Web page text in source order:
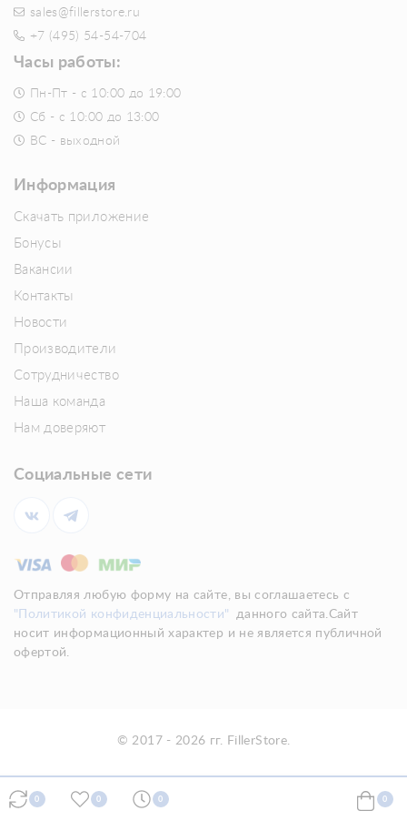
sales@fillerstore.ru
+7 (495) 54-54-704
Часы работы:
Пн-Пт - с 10:00 до 19:00
Сб - с 10:00 до 13:00
ВС - выходной
Информация
Скачать приложение
Бонусы
Вакансии
Контакты
Новости
Производители
Сотрудничество
Наша команда
Нам доверяют
Социальные сети
Отправляя любую форму на сайте, вы соглашаетесь с
"Политикой конфиденциальности"
данного сайта.Сайт
носит информационный характер и не является публичной
офертой.
© 2017 - 2026 гг. FillerStore.
0 0 0 0